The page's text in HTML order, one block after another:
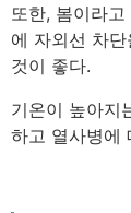
또한, 봄이라
에 자외선 차
것이 좋다.
기온이 높아지
하고 열사병에